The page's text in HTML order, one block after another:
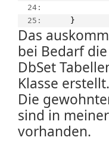
  24:
  25:
    }
Das
bei Bedarf
DbSet
Klasse
Die
sind in
vorhanden.